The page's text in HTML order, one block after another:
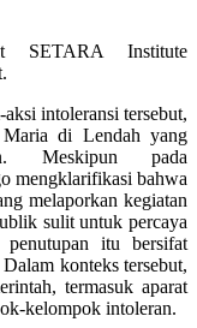
SETARA Institute
intoleransi tersebut,
Maria di Lendah yang
Meskipun pada
mengklarifikasi bahwa
melaporkan kegiatan
sulit untuk percaya
itu bersifat
konteks tersebut,
termasuk aparat
kelompok intoleran.